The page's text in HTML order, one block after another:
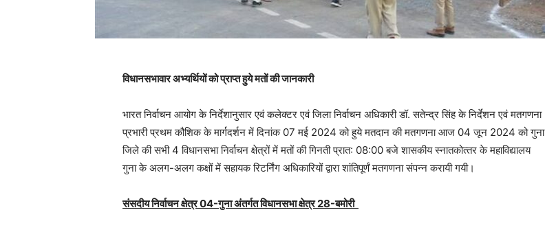
विधानसभावार अभ्‍यर्थियों को प्राप्‍त हुये मतों की जानकारी
भारत निर्वाचन आयोग के निर्देशानुसार एवं कलेक्‍टर एवं जिला निर्वाचन अधिकारी डॉ. सतेन्‍द्र सिंह के निर्देशन एवं मतगणना
प्रभारी प्रथम कौशिक के मार्गदर्शन में दिनांक 07 मई 2024 को हुये मतदान की मतगणना आज 04 जून 2024 को गुना
जिले की सभी 4 विधानसभा निर्वाचन क्षेत्रों में मतों की गिनती प्रात: 08:00 बजे शासकीय स्‍नातकोत्‍तर के महाविद्यालय
गुना के अलग-अलग कक्षों में सहायक रिटर्निंग अधिकारियों द्वारा शांतिपूर्णं मतगणना संपन्‍न करायी गयी।
संसदीय निर्वाचन क्षेत्र 04-गुना अंतर्गत विधानसभा क्षेत्र 28-बमोरी